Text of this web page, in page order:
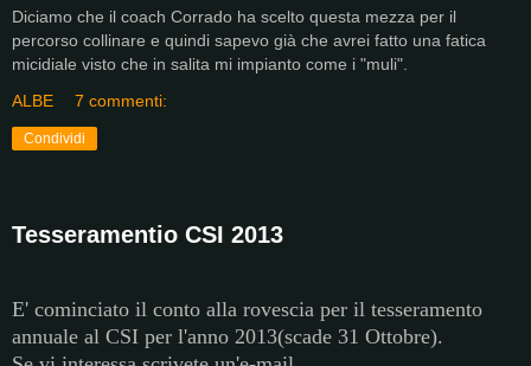
Diciamo che il coach Corrado ha scelto questa mezza per il
percorso collinare e quindi sapevo già che avrei fatto una fatica
micidiale visto che in salita mi impianto come i "muli".
ALBE
7 commenti:
Condividi
Tesseramentio CSI 2013
E' cominciato il conto alla rovescia per il tesseramento
annuale al CSI per l'anno 2013(scade 31 Ottobre).